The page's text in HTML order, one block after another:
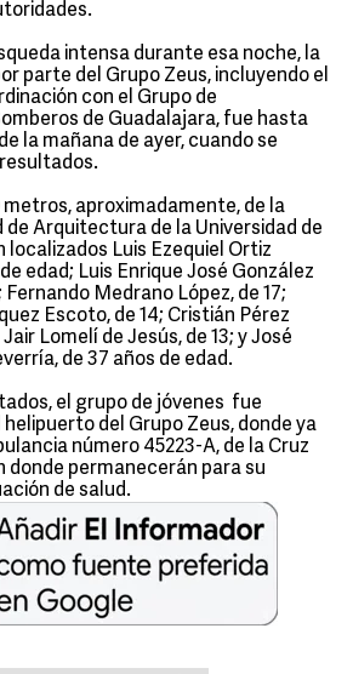
intensa durante esa noche, la
parte del Grupo Zeus, incluyendo el
con el Grupo de
de Guadalajara, fue hasta
la mañana de ayer, cuando se
metros, aproximadamente, de la
Arquitectura de la Universidad de
localizados Luis Ezequiel Ortiz
edad; Luis Enrique José González
Fernando Medrano López, de 17;
Escoto, de 14; Cristián Pérez
Lomelí de Jesús, de 13; y José
de 37 años de edad.
el grupo de jóvenes fue
del Grupo Zeus, donde ya
número 45223-A, de la Cruz
donde permanecerán para su
de salud.